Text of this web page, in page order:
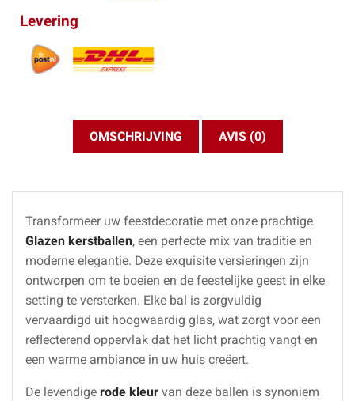
Levering
OMSCHRIJVING AVIS (0)
Transformeer uw feestdecoratie met onze prachtige
Glazen kerstballen, een perfecte mix van traditie en
moderne elegantie. Deze exquisite versieringen zijn
ontworpen om te boeien en de feestelijke geest in elke
setting te versterken. Elke bal is zorgvuldig
vervaardigd uit hoogwaardig glas, wat zorgt voor een
reflecterend oppervlak dat het licht prachtig vangt en
een warme ambiance in uw huis creëert.
De levendige rode kleur van deze ballen is synoniem